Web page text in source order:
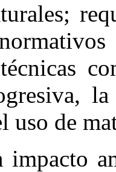
uso de
impacto